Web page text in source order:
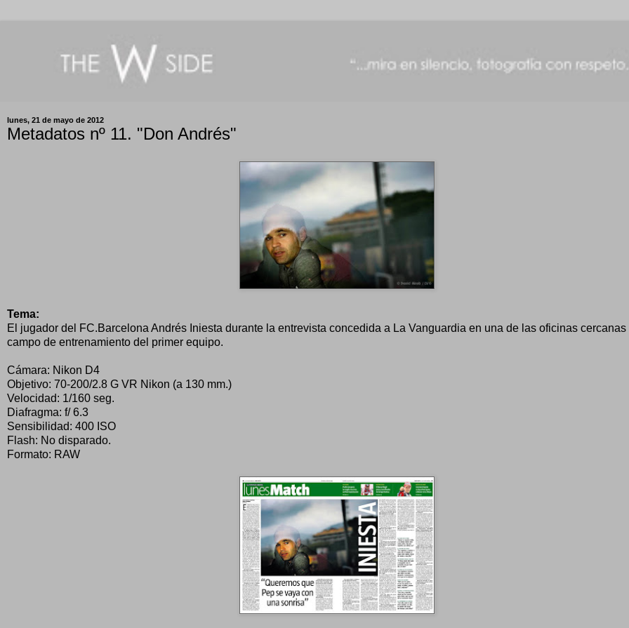
lunes, 21 de mayo de 2012
Metadatos nº 11. "Don Andrés"
Tema:
El jugador del FC.Barcelona Andrés Iniesta durante la entrevista concedida a La Vanguardia en una de las oficinas cercanas
campo de entrenamiento del primer equipo.
Cámara: Nikon D4
Objetivo: 70-200/2.8 G VR Nikon (a 130 mm.)
Velocidad: 1/160 seg.
Diafragma: f/ 6.3
Sensibilidad: 400 ISO
Flash: No disparado.
Formato: RAW